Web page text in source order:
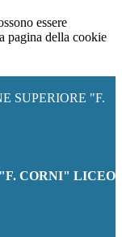
essere
pagina della cookie
SUPERIORE "F.
CORNI" LICEO